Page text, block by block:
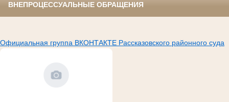
ВНЕПРОЦЕССУАЛЬНЫЕ ОБРАЩЕНИЯ
Официальная группа ВКОНТАКТЕ Рассказовского районного суда